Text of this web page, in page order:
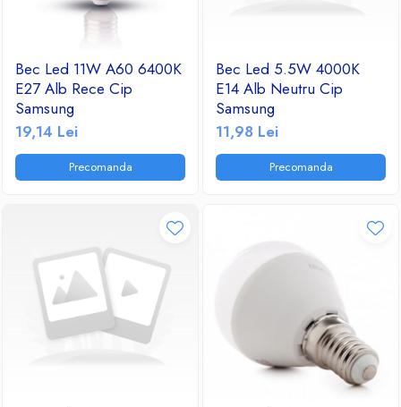
Bec Led 11W A60 6400K
E27 Alb Rece Cip
Samsung
19,14 Lei
Precomanda
Bec Led 5.5W 4000K
E14 Alb Neutru Cip
Samsung
11,98 Lei
Precomanda